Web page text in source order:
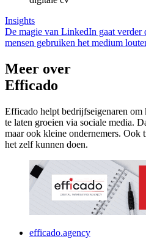
Insights
De magie van LinkedIn gaat verder
mensen gebruiken het medium
Meer over
Efficado
Efficado helpt bedrijfseigenaren
te laten groeien via sociale media.
maar ook kleine ondernemers. Ook
het zelf kunnen doen.
efficado.agency